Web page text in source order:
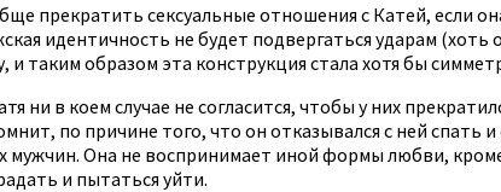
прекратить сексуальные отношения с Катей, если
идентичность не будет подвергаться ударам
таким образом эта конструкция стала хотя бы
ни в коем случае не согласится, чтобы у них
по причине того, что он отказывался с ней
мужчин. Она не воспринимает иной формы любви,
и пытаться уйти.